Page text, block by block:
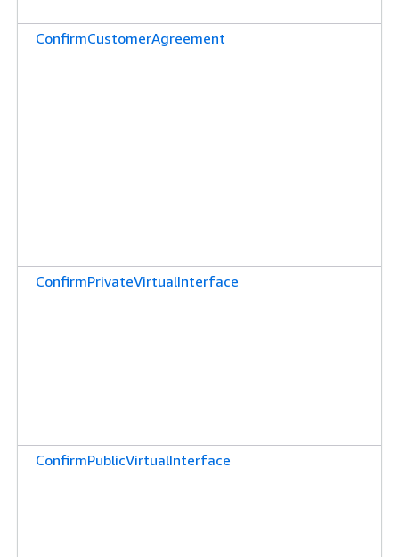
ConfirmCustomerAgreement
ConfirmPrivateVirtualInterface
ConfirmPublicVirtualInterface